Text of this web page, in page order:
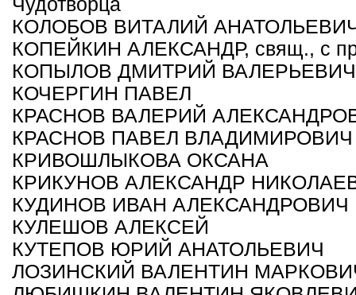
Чудотворца
КОЛОБОВ ВИТАЛИЙ
КОПЕЙКИН АЛЕКСАНДР, свящ., с
КОПЫЛОВ ДМИТРИЙ ВАЛЕРЬЕВИЧ
КОЧЕРГИН ПАВЕЛ
КРАСНОВ ВАЛЕРИЙ
КРАСНОВ ПАВЕЛ ВЛАДИМИРОВИЧ
КРИВОШЛЫКОВА ОКСАНА
КРИКУНОВ АЛЕКСАНДР
КУДИНОВ ИВАН АЛЕКСАНДРОВИЧ
КУЛЕШОВ АЛЕКСЕЙ
КУТЕПОВ ЮРИЙ АНАТОЛЬЕВИЧ
ЛОЗИНСКИЙ ВАЛЕНТИН